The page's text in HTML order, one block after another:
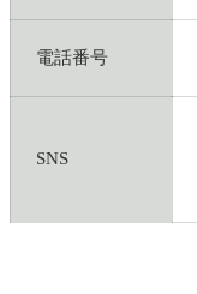
電話番号
SNS